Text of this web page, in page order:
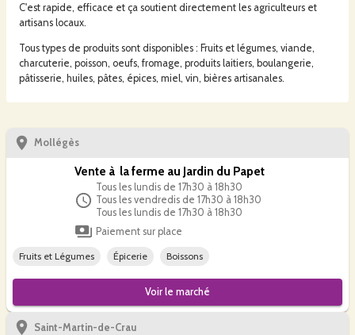
C'est rapide, efficace et ça soutient directement les agriculteurs et
artisans locaux.
Tous types de produits sont disponibles : Fruits et légumes, viande,
charcuterie, poisson, oeufs, fromage, produits laitiers, boulangerie,
pâtisserie, huiles, pâtes, épices, miel, vin, bières artisanales.
Mollégès
Vente à la ferme au Jardin du Papet
Tous les lundis de 17h30 à 18h30
Tous les vendredis de 17h30 à 18h30
Tous les lundis de 17h30 à 18h30
Paiement sur place
Fruits et Légumes Épicerie Boissons
Voir le marché
Saint-Martin-de-Crau